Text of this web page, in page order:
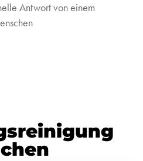
Antwort von einem